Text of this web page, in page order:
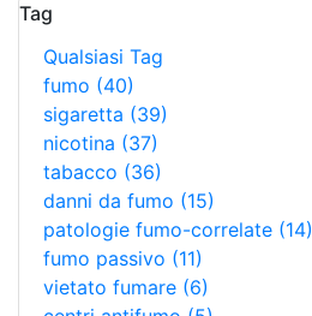
Tag
Qualsiasi Tag
fumo (40)
sigaretta (39)
nicotina (37)
tabacco (36)
danni da fumo (15)
patologie fumo-correlate (14)
fumo passivo (11)
vietato fumare (6)